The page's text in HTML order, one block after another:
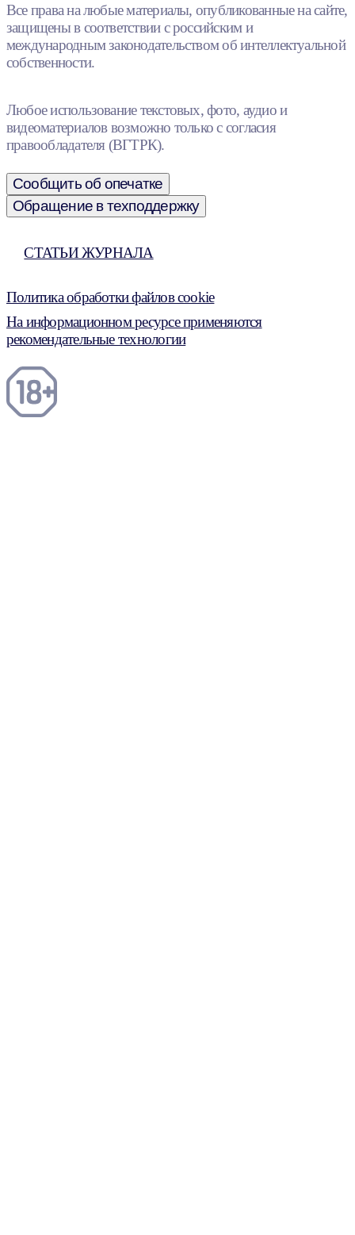
Все права на любые материалы, опубликованные на сайте,
защищены в соответствии с российским и
международным законодательством об интеллектуальной
собственности.
Любое использование текстовых, фото, аудио и
видеоматериалов возможно только с согласия
правообладателя (ВГТРК).
Сообщить об опечатке
Обращение в техподдержку
СТАТЬИ ЖУРНАЛА
Политика обработки файлов cookie
На информационном ресурсе применяются
рекомендательные технологии